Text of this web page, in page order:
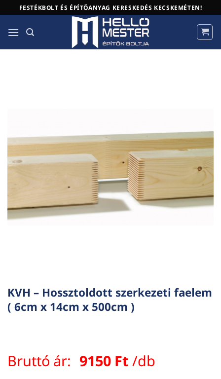
to
content
FESTÉKBOLT ÉS ÉPÍTŐANYAG KERESKEDÉS KECSKEMÉTEN!
KVH – Hossztoldott szerkezeti faelem
( 6cm x 14cm x 500cm )
Bruttó ár: 9150 Ft /db